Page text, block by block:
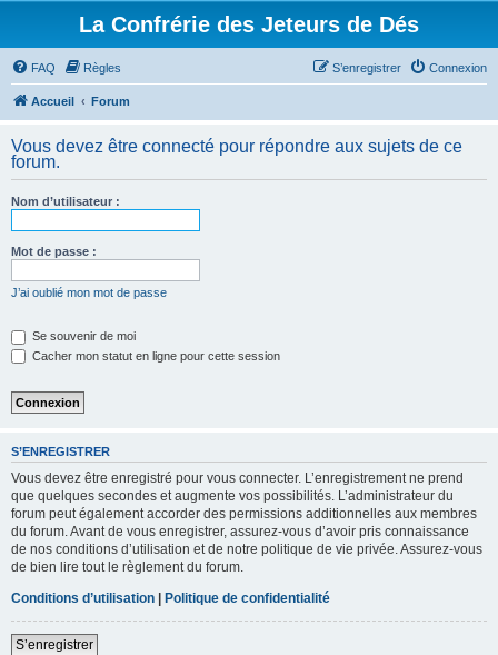
La Confrérie des Jeteurs de Dés
FAQ Règles Connexion
S’enregistrer
Accueil Forum
Vous devez être connecté pour répondre aux sujets de ce
forum.
Nom d’utilisateur :
Mot de passe :
J’ai oublié mon mot de passe
Se souvenir de moi
Cacher mon statut en ligne pour cette session
S’ENREGISTRER
Vous devez être enregistré pour vous connecter. L’enregistrement ne prend
que quelques secondes et augmente vos possibilités. L’administrateur du
forum peut également accorder des permissions additionnelles aux membres
du forum. Avant de vous enregistrer, assurez-vous d’avoir pris connaissance
de nos conditions d’utilisation et de notre politique de vie privée. Assurez-vous
de bien lire tout le règlement du forum.
Conditions d’utilisation | Politique de confidentialité
S’enregistrer